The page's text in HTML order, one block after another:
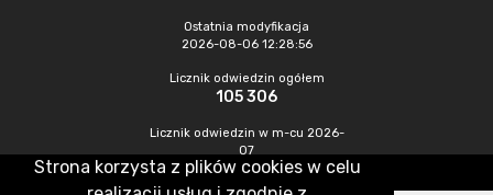
Ostatnia modyfikacja
2026-08-06 12:28:56
Licznik odwiedzin ogółem
105 306
Licznik odwiedzin w m-cu 2026-
07
682
Strona korzysta z plików cookies w celu